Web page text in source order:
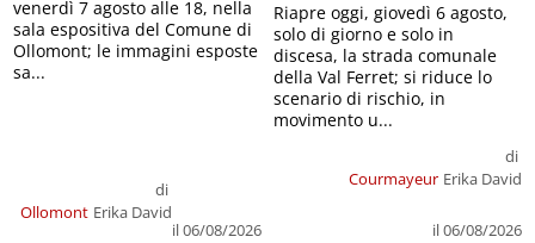
Ollomont
di
Erika David
il 06/08/2026
venerdì 7 agosto alle 18, nella
sala espositiva del Comune di
Ollomont; le immagini esposte
sa...
Courmayeur
di
Erika David
il 06/08/2026
Riapre oggi, giovedì 6 agosto,
solo di giorno e solo in
discesa, la strada comunale
della Val Ferret; si riduce lo
scenario di rischio, in
movimento u...